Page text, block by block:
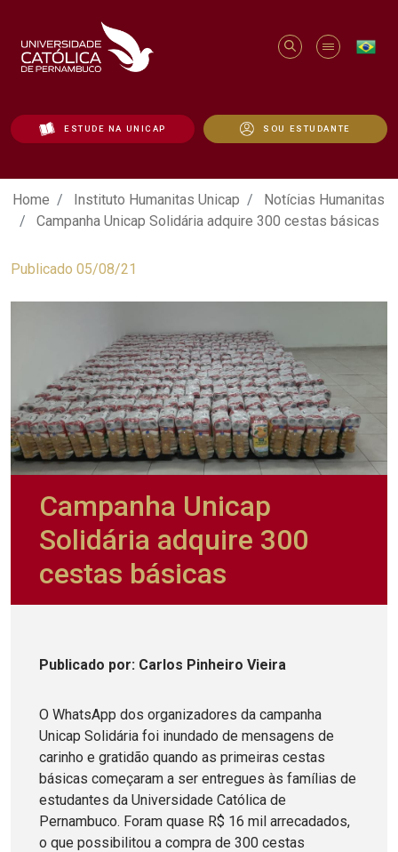
ESTUDE NA UNICAP SOU ESTUDANTE
Campanha Unicap Solidária adquire
Home Instituto Humanitas Unicap
Notícias Humanitas
Campanha Unicap Solidária adquire 300 cestas básicas
Publicado 05/08/21
Campanha Unicap
Solidária adquire 300
cestas básicas
Publicado por: Carlos Pinheiro Vieira
O WhatsApp dos organizadores da campanha
Unicap Solidária foi inundado de mensagens de
carinho e gratidão quando as primeiras cestas
básicas começaram a ser entregues às famílias de
estudantes da Universidade Católica de
Pernambuco. Foram quase R$ 16 mil arrecadados,
o que possibilitou a compra de 300 cestas